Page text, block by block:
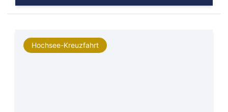
Karibik
Mexiko
Mein Schiff - TUI Cruises
MSC Cruises
Hochsee-Kreuzfahrt